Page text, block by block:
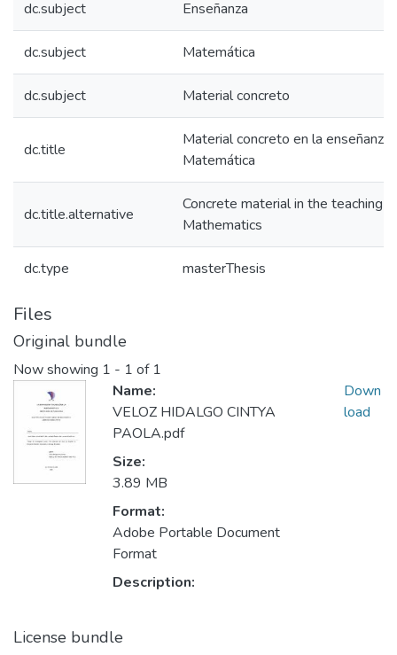
dc.subject Enseñanza
dc.subject Matemática
dc.subject Material concreto
dc.title
Material concreto en la enseñanza
Matemática
dc.title.alternative
Concrete material in the teaching
Mathematics
dc.type masterThesis
Files
Original bundle
Now showing 1 - 1 of 1
Name:
VELOZ HIDALGO CINTYA
PAOLA.pdf
Size:
3.89 MB
Format:
Adobe Portable Document
Format
Description:
Down
load
License bundle